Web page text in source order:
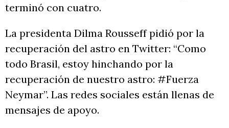
terminó con cuatro.
La presidenta Dilma Rousseff pidió por la
recuperación del astro en Twitter: “Como
todo Brasil, estoy hinchando por la
recuperación de nuestro astro: #Fuerza
Neymar”. Las redes sociales están llenas de
mensajes de apoyo.